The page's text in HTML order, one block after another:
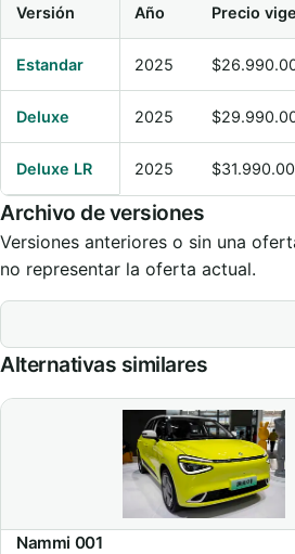
Versión Año Precio
Estandar 2025
Deluxe 2025
Deluxe LR 2025
Archivo de versiones
Versiones anteriores o sin una
no representar la oferta actual.
Alternativas similares
Nammi 001